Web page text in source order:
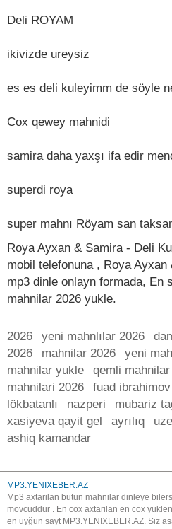
Deli ROYAM
ikivizde ureysiz
es es deli kuleyimm de söyle
Cox qewey mahnidi
samira daha yaxşı ifa edir
superdi roya
super mahnı Röyam san
Roya Ayxan & Samira - Deli
mobil telefonuna , Roya
mp3 dinle onlayn formada, En
mahnilar 2026 yukle.
2026 yeni mahnlılar 2026
2026
mahnilar 2026 yeni
mahnilar yukle
qemli mahnilar
mahnilari 2026
fuad ibrahimov
lökbatanlı
nazperi mubariz
xasiyeva qayit gel
ayrılıq
ashiq kamandar
MP3.YENIXEBER.AZ
Mp3 axtarilan butun mahnilar dinleye
movcuddur . En cox axtarilan en cox
en uyğun sayt MP3.YENIXEBER.AZ. Siz